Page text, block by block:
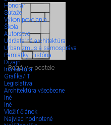
Honorár
Súťaže
Výkon povolania
Škola
Autorstvo
Udržateľná architektúra
Urbanizmus a samospráva
Pamiatky, história
Dizajn
Iná kultúra
Grafika/IT
Legislatíva
Architektúra všeobecne
Iné
Iné
Vložiť článok
Najviac hodnotené
Regály + postele